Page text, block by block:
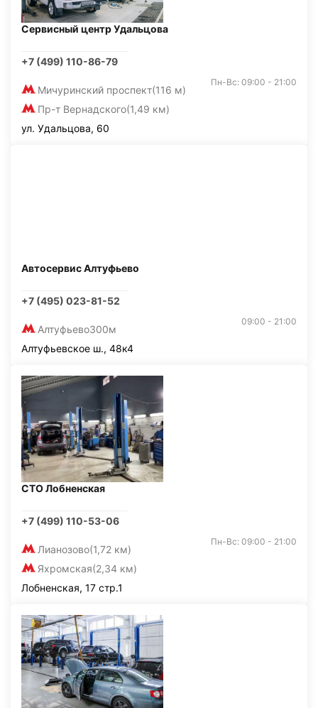
Сервисный центр Удальцова
+7 (499) 110-86-79
Мичуринский проспект(116 м)
Пр-т Вернадского(1,49 км)
Пн-Вс: 09:00 - 21:00
ул. Удальцова, 60
Автосервис Алтуфьево
+7 (495) 023-81-52
Алтуфьево300м
09:00 - 21:00
Алтуфьевское ш., 48к4
СТО Лобненская
+7 (499) 110-53-06
Лианозово(1,72 км)
Яхромская(2,34 км)
Пн-Вс: 09:00 - 21:00
Лобненская, 17 стр.1